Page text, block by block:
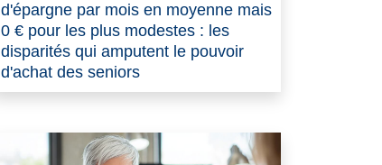
d'épargne par mois en moyenne mais
0 € pour les plus modestes : les
disparités qui amputent le pouvoir
d'achat des seniors